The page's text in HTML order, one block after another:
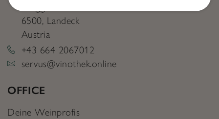
6500, Landeck
Austria
+43 664 2067012
servus@vinothek.online
OFFICE
Deine Weinprofis